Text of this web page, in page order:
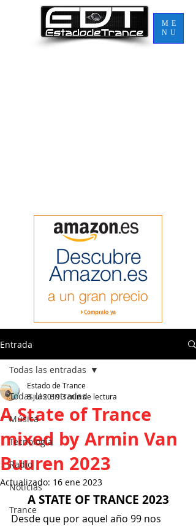
ME
NU
Entrada
Todas las entradas
Música
Tecnología
Radio
Noticias
Trance
Todas las entradas
A State of Trance
mixed by Armin Van
Buuren 2023
Estado de Trance
8 jul 20193 min de lectura
Actualizado: 16 ene 2023
A STATE OF TRANCE 2023
Desde que por aquel año 99 nos